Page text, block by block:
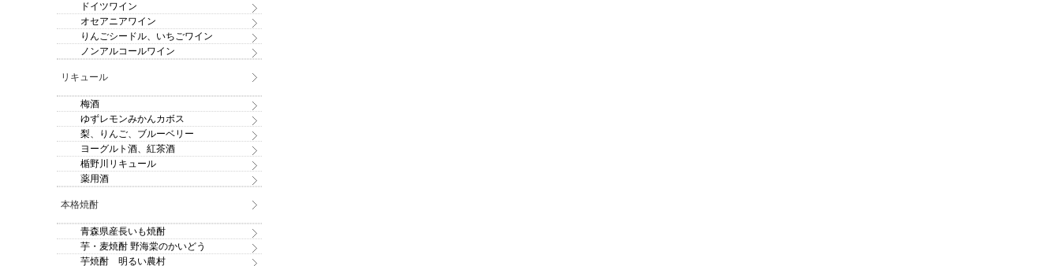
ドイツワイン
オセアニアワイン
りんごシードル、いちごワイン
ノンアルコールワイン
リキュール
梅酒
ゆずレモンみかんカボス
梨、りんご、ブルーベリー
ヨーグルト酒、紅茶酒
楯野川リキュール
薬用酒
本格焼酎
青森県産長いも焼酎
芋・麦焼酎 野海棠のかいどう
芋焼酎 明るい農村